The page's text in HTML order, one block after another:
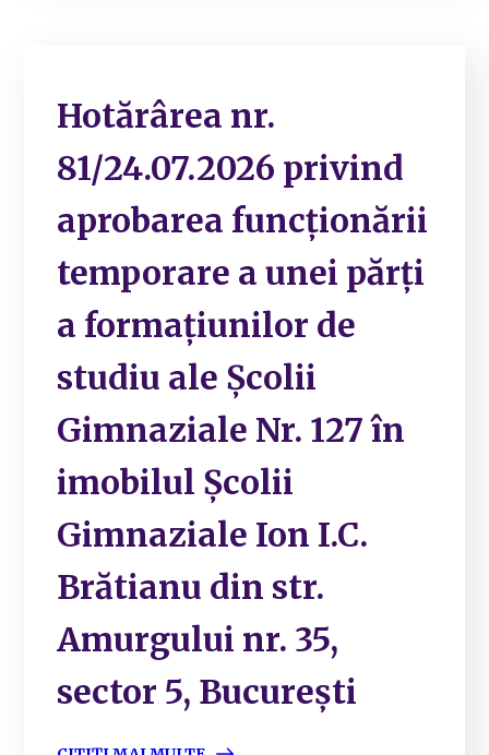
Hotărârea nr.
81/24.07.2026 privind
aprobarea funcționării
temporare a unei părți
a formațiunilor de
studiu ale Școlii
Gimnaziale Nr. 127 în
imobilul Școlii
Gimnaziale Ion I.C.
Brătianu din str.
Amurgului nr. 35,
sector 5, București